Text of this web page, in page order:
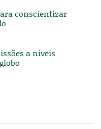
conscientizar
a níveis